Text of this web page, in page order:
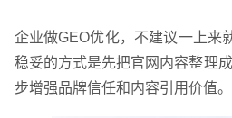
企业做GEO优化，不建议一上来
稳妥的方式是先把官网内容整理
步增强品牌信任和内容引用价值。